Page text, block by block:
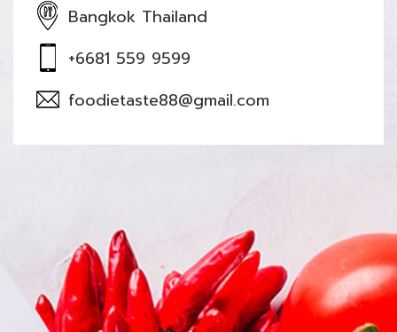
Bangkok Thailand
+6681 559 9599
foodietaste88@gmail.com